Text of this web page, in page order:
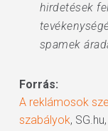
hirdetések
spamek
Forrás:
A reklámosok
szabályok,